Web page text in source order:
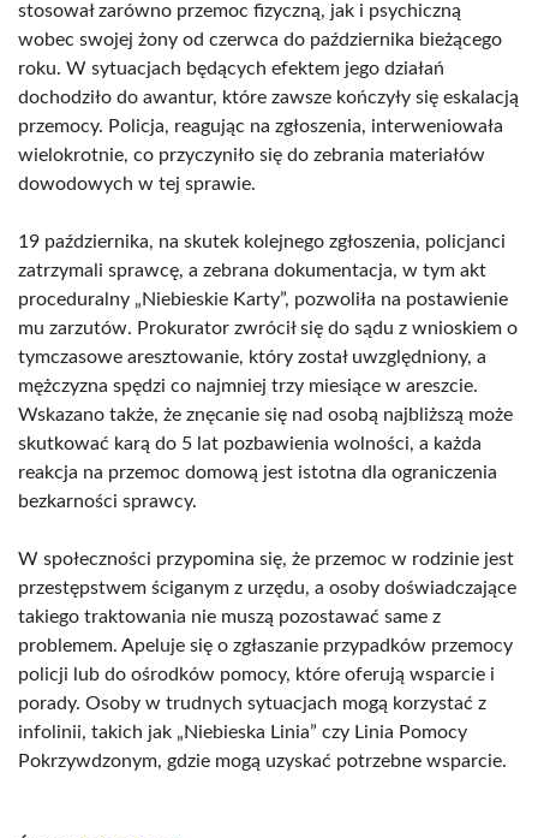
stosował zarówno przemoc fizyczną, jak i psychiczną
wobec swojej żony od czerwca do października bieżącego
roku. W sytuacjach będących efektem jego działań
dochodziło do awantur, które zawsze kończyły się eskalacją
przemocy. Policja, reagując na zgłoszenia, interweniowała
wielokrotnie, co przyczyniło się do zebrania materiałów
dowodowych w tej sprawie.
19 października, na skutek kolejnego zgłoszenia, policjanci
zatrzymali sprawcę, a zebrana dokumentacja, w tym akt
proceduralny „Niebieskie Karty”, pozwoliła na postawienie
mu zarzutów. Prokurator zwrócił się do sądu z wnioskiem o
tymczasowe aresztowanie, który został uwzględniony, a
mężczyzna spędzi co najmniej trzy miesiące w areszcie.
Wskazano także, że znęcanie się nad osobą najbliższą może
skutkować karą do 5 lat pozbawienia wolności, a każda
reakcja na przemoc domową jest istotna dla ograniczenia
bezkarności sprawcy.
W społeczności przypomina się, że przemoc w rodzinie jest
przestępstwem ściganym z urzędu, a osoby doświadczające
takiego traktowania nie muszą pozostawać same z
problemem. Apeluje się o zgłaszanie przypadków przemocy
policji lub do ośrodków pomocy, które oferują wsparcie i
porady. Osoby w trudnych sytuacjach mogą korzystać z
infolinii, takich jak „Niebieska Linia” czy Linia Pomocy
Pokrzywdzonym, gdzie mogą uzyskać potrzebne wsparcie.